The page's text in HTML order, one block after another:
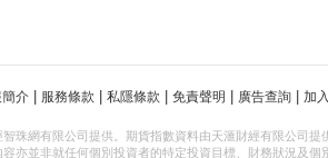
介 服務條款 私隱條款 免責聲明 廣告查詢 加
珠網有限公司提供。期貨指數資料由天滙財經有限公司提
亦並非就任何個別投資者的特定投資目標、財務狀況及